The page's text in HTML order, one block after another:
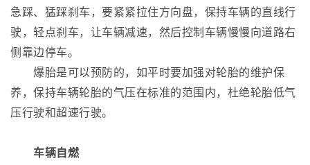
急踩、猛踩刹车，要紧紧拉住方向盘，保持车辆的直线行
驶，轻点刹车，让车辆减速，然后控制车辆慢慢向道路右
侧靠边停车。
爆胎是可以预防的，如平时要加强对轮胎的维护保
养，保持车辆轮胎的气压在标准的范围内，杜绝轮胎低气
压行驶和超速行驶。
车辆自燃